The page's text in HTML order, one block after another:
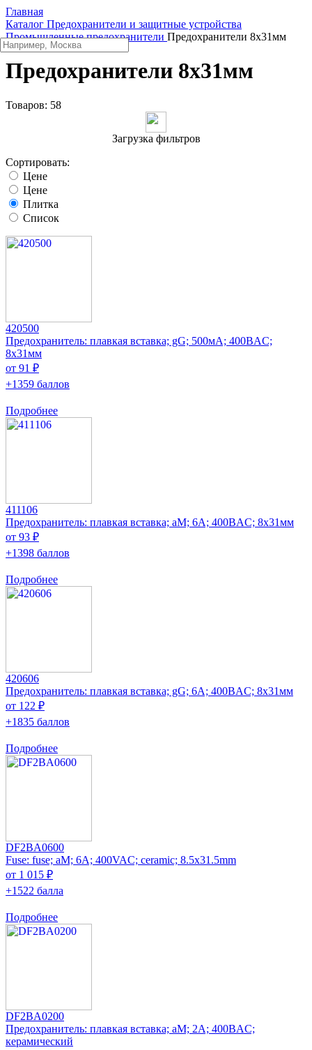
Главная
Каталог Предохранители и защитные устройства
Промышленные предохранители Предохранители 8x31мм
Предохранители 8x31мм
Товаров: 58
Загрузка фильтров
Сортировать:
Цене
Цене
Плитка
Список
420500
Предохранитель: плавкая вставка; gG; 500мА; 400ВAC;
8x31мм
от 91 ₽
+1359 баллов
Подробнее
411106
Предохранитель: плавкая вставка; aM; 6А; 400ВAC; 8x31мм
от 93 ₽
+1398 баллов
Подробнее
420606
Предохранитель: плавкая вставка; gG; 6А; 400ВAC; 8x31мм
от 122 ₽
+1835 баллов
Подробнее
DF2BA0600
Fuse: fuse; aM; 6A; 400VAC; ceramic; 8.5x31.5mm
от 1 015 ₽
+1522 балла
Подробнее
DF2BA0200
Предохранитель: плавкая вставка; aM; 2А; 400ВAC;
керамический